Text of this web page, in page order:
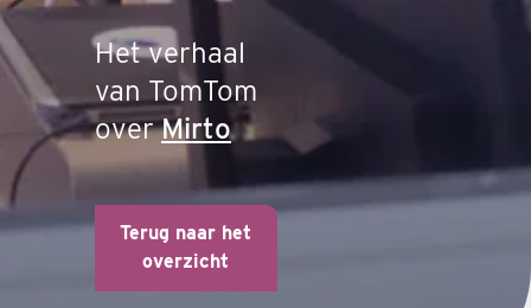
Het verhaal
van TomTom
overMirto
Terug naar het
overzicht